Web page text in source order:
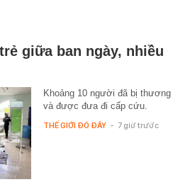
giữa ban ngày, nhiều
Khoảng 10 người đã bị thương
và được đưa đi cấp cứu.
THẾ GIỚI ĐÓ ĐÂY - 7 giờ trước